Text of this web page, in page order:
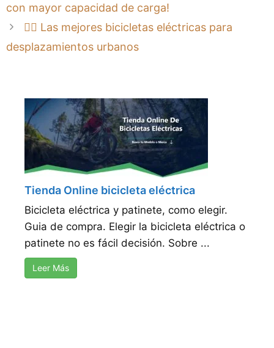
con mayor capacidad de carga!
🚴‍♂️ Las mejores bicicletas eléctricas para
desplazamientos urbanos
Tienda Online bicicleta eléctrica
Bicicleta eléctrica y patinete, como elegir.
Guia de compra. Elegir la bicicleta eléctrica o
patinete no es fácil decisión. Sobre ...
Leer Más